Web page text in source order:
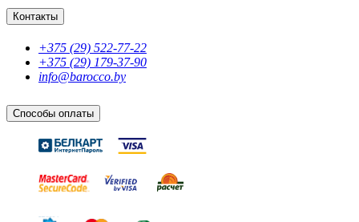
Контакты
+375 (29) 522-77-22
+375 (29) 179-37-90
info@barocco.by
Способы оплаты